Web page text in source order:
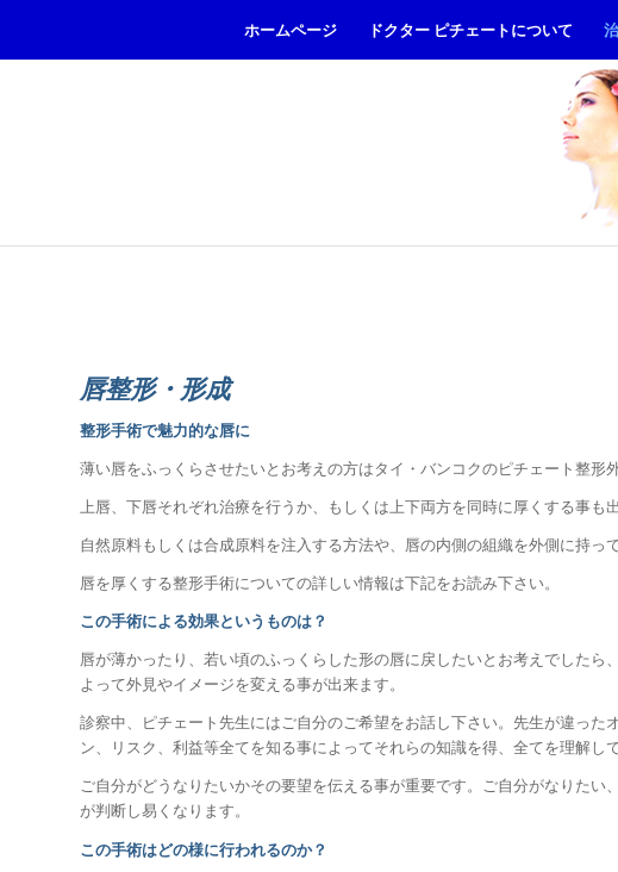
ホームページ ドクター ピチェートについて
唇整形・形成
整形手術で魅力的な唇に
薄い唇をふっくらさせたいとお考えの方はタイ・バンコクのピチェート整形
上唇、下唇それぞれ治療を行うか、もしくは上下両方を同時に厚くする事も
自然原料もしくは合成原料を注入する方法や、唇の内側の組織を外側に持
唇を厚くする整形手術についての詳しい情報は下記をお読み下さい。
この手術による効果というものは？
唇が薄かったり、若い頃のふっくらした形の唇に戻したいとお考えでした
よって外見やイメージを変える事が出来ます。
診察中、ピチェート先生にはご自分のご希望をお話し下さい。先生が違っ
ン、リスク、利益等全てを知る事によってそれらの知識を得、全てを理解し
ご自分がどうなりたいかその要望を伝える事が重要です。ご自分がなりた
が判断し易くなります。
この手術はどの様に行われるのか？